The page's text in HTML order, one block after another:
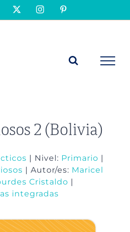
Facebook Instagram
2 (Bolivia)
| Nivel: Primario
| Autor/es: Maricel
Cristaldo
integradas